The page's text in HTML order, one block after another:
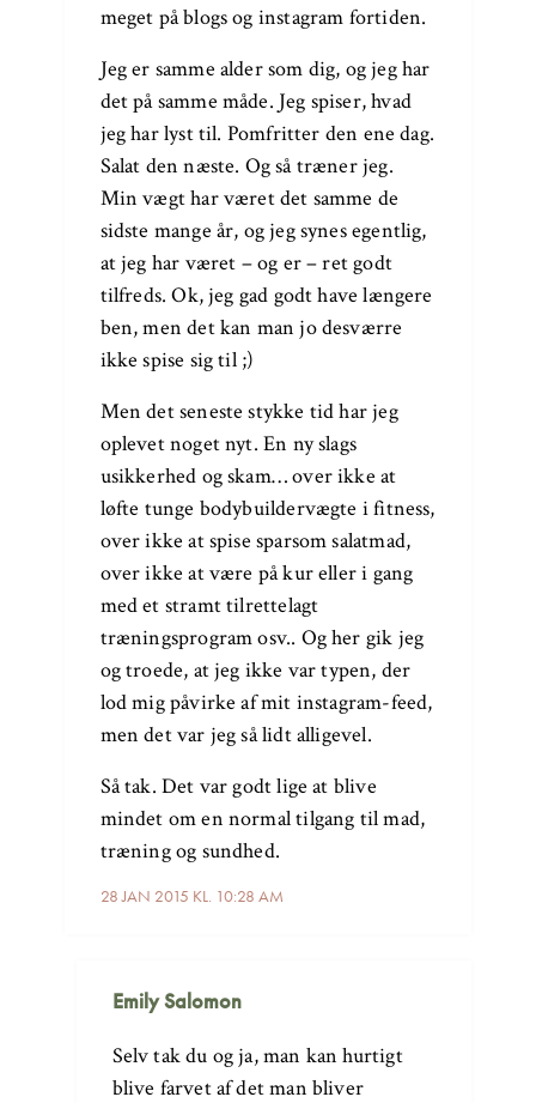
28 JAN 2015 KL. 10:28 AM
meget på blogs og instagram fortiden.
Jeg er samme alder som dig, og jeg har
det på samme måde. Jeg spiser, hvad
jeg har lyst til. Pomfritter den ene dag.
Salat den næste. Og så træner jeg.
Min vægt har været det samme de
sidste mange år, og jeg synes egentlig,
at jeg har været – og er – ret godt
tilfreds. Ok, jeg gad godt have længere
ben, men det kan man jo desværre
ikke spise sig til ;)
Men det seneste stykke tid har jeg
oplevet noget nyt. En ny slags
usikkerhed og skam… over ikke at
løfte tunge bodybuildervægte i fitness,
over ikke at spise sparsom salatmad,
over ikke at være på kur eller i gang
med et stramt tilrettelagt
træningsprogram osv.. Og her gik jeg
og troede, at jeg ikke var typen, der
lod mig påvirke af mit instagram-feed,
men det var jeg så lidt alligevel.
Så tak. Det var godt lige at blive
mindet om en normal tilgang til mad,
træning og sundhed.
Emily Salomon
Selv tak du og ja, man kan hurtigt
blive farvet af det man bliver